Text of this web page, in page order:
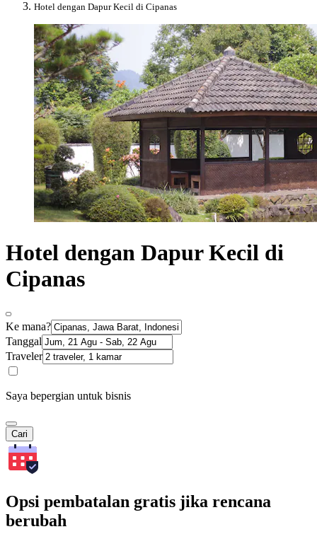
Hotel dengan Dapur Kecil di Cipanas
Hotel dengan Dapur Kecil di
Cipanas
Ke mana?
Tanggal
Traveler
Saya bepergian untuk bisnis
Cari
Opsi pembatalan gratis jika rencana
berubah